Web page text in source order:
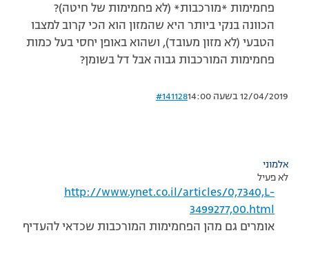
פחמימות *מורכבות* (לא פחמימות של חיטה)?
הכוונה בנקי ביותר היא שהמזון הוא הכי קרוב למצבו
הטבעי (לא מזון מעובד), ושהוא באופן יחסי בעל כמות
פחמימות המורכבות גבוה אבל דל בשומן?
12/04/2019 בשעה 14:00 #141128
אלמוני
לא פעיל
http://www.ynet.co.il/articles/0,7340,L-
3499277,00.html
אומרים גם מהן הפחמימות המורכבות שכדאי להעדיף